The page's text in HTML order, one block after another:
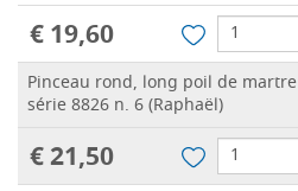
€ 19,60
Pinceau rond, long poil de martre
série 8826 n. 6 (Raphaël)
€ 21,50